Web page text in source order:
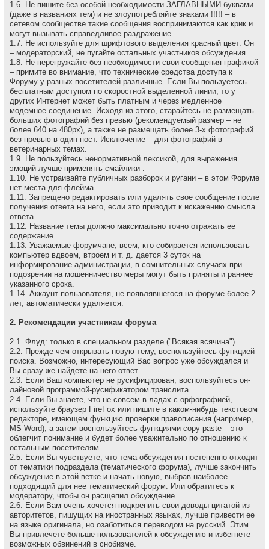
1.6. Не пишите без особой необходимости ЗАГЛАВНЫМИ буквами
(даже в названиях тем) и не злоупотребляйте знаками !!!!! – в
сетевом сообществе такие сообщения воспринимаются как крик и
могут вызывать справедливое раздражение.
1.7. Не используйте для шрифтового выделения красный цвет. Он
– модераторский, не пугайте остальных участников обсуждения.
1.8. Не перегружайте без необходимости свои сообщения графикой
– примите во внимание, что технические средства доступа к
Форуму у разных посетителей различные. Если Вы пользуетесь
бесплатным доступом по скоростной выделенной линии, то у
других Интернет может быть платным и через медленное
модемное соединение. Исходя из этого, старайтесь не размещать
больших фотографий без превью (рекомендуемый размер – не
более 640 на 480рх), а также не размещать более 3-х фотографий
без превью в один пост. Исключение – для фотографий в
ветеринарных темах.
1.9. Не пользуйтесь ненормативной лексикой, для выражения
эмоций лучше применять смайлики .
1.10. Не устраивайте публичных разборок и ругани – в этом Форуме
нет места для флейма.
1.11. Запрещено редактировать или удалять свое сообщение после
получения ответа на него, если это приводит к искажению смысла
ответа.
1.12. Название темы должно максимально точно отражать ее
содержание.
1.13. Уважаемые форумчане, всем, кто собирается использовать
компьютер вдвоем, втроем и т. д. дается 3 суток на
информирование администрации, в сомнительных случаях при
подозрении на мошенничество меры могут быть приняты и раннее
указанного срока.
1.14. Аккаунт пользователя, не появлявшегося на форуме более 2
лет, автоматически удаляется.
2. Рекомендации участникам форума
2.1. Флуд: только в специальном разделе ("Всякая всячина").
2.2. Прежде чем открывать новую тему, воспользуйтесь функцией
поиска. Возможно, интересующий Вас вопрос уже обсуждался и
Вы сразу же найдете на него ответ.
2.3. Если Ваш компьютер не русифицирован, воспользуйтесь он-
лайновой программой-русификатором транслита.
2.4. Если Вы знаете, что не совсем в ладах с орфографией,
используйте браузер FireFox или пишите в каком-нибудь текстовом
редакторе, имеющем функцию проверки правописания (например,
MS Word), а затем воспользуйтесь функциями copy-paste – это
облегчит понимание и будет более уважительно по отношению к
остальным посетителям.
2.5. Если Вы чувствуете, что тема обсуждения постепенно отходит
от тематики подраздела (тематического форума), лучше закончить
обсуждение в этой ветке и начать новую, выбрав наиболее
подходящий для нее тематический форум. Или обратитесь к
модератору, чтобы он расщепил обсуждение.
2.6. Если Вам очень хочется подкрепить свои доводы цитатой из
авторитетов, пишущих на иностранных языках, лучше привести ее
на языке оригинала, но озаботиться переводом на русский. Этим
Вы привлечете больше пользователей к обсуждению и избегнете
возможных обвинений в снобизме.